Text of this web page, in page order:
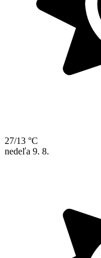
27/13 °C
nedeľa 9. 8.